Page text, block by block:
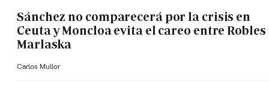
Sánchez no comparecerá por la crisis en
Ceuta y Moncloa evita el careo entre Robles
Marlaska
Carlos Mullor